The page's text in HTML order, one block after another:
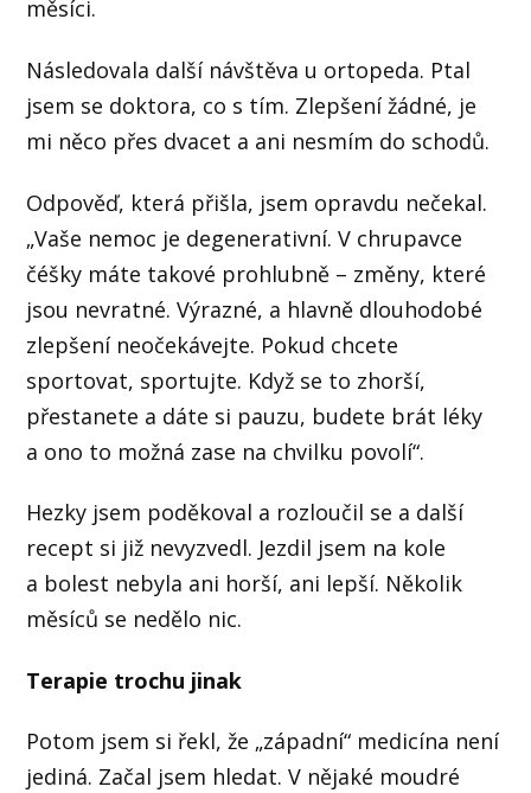
měsíci.
Následovala další návštěva u ortopeda. Ptal
jsem se doktora, co s tím. Zlepšení žádné, je
mi něco přes dvacet a ani nesmím do schodů.
Odpověď, která přišla, jsem opravdu nečekal.
„Vaše nemoc je degenerativní. V chrupavce
čéšky máte takové prohlubně – změny, které
jsou nevratné. Výrazné, a hlavně dlouhodobé
zlepšení neočekávejte. Pokud chcete
sportovat, sportujte. Když se to zhorší,
přestanete a dáte si pauzu, budete brát léky
a ono to možná zase na chvilku povolí“.
Hezky jsem poděkoval a rozloučil se a další
recept si již nevyzvedl. Jezdil jsem na kole
a bolest nebyla ani horší, ani lepší. Několik
měsíců se nedělo nic.
Terapie trochu jinak
Potom jsem si řekl, že „západní“ medicína není
jediná. Začal jsem hledat. V nějaké moudré